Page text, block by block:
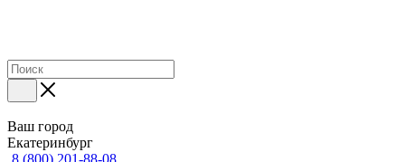
Ваш город
Екатеринбург
8 (800) 201-88-08